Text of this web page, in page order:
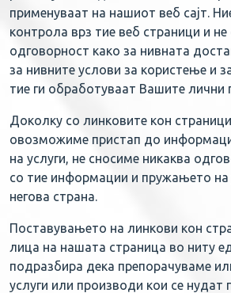
применуваат на нашиот веб сајт.
контрола врз тие веб страници и
одговорност како за нивната
за нивните услови за користење и
тие ги обработуваат Вашите лични
Доколку со линковите кон
овозможиме пристап до
на услуги, не сносиме никаква
со тие информации и пружањето на
негова страна.
Поставувањето на линкови кон
лица на нашата страница во ниту
подразбира дека препорачуваме
услуги или производи кои се нудат